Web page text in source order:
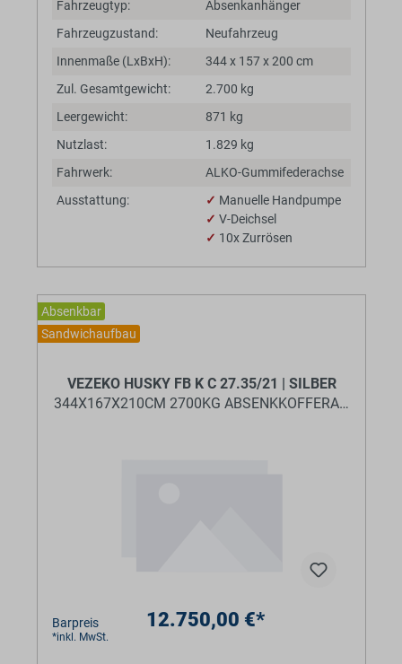
Fahrzeugtyp:
Absenkanhänger
Fahrzeugzustand:
Neufahrzeug
Innenmaße (LxBxH):
344 x 157 x 200 cm
Zul. Gesamtgewicht:
2.700 kg
Leergewicht:
871 kg
Nutzlast:
1.829 kg
Fahrwerk:
ALKO-Gummifederachse
Ausstattung:
✓ Manuelle Handpumpe
✓ V-Deichsel
✓ 10x Zurrösen
Absenkbar
Sandwichaufbau
VEZEKO HUSKY FB K C 27.35/21 | SILBER
344X167X210CM 2700KG
Barpreis 12.750,00 €*
*inkl. MwSt.